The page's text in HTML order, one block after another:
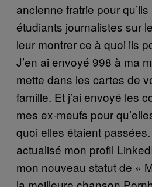
ancienne fratrie pour
étudiants journalistes sur
leur montrer ce à quoi ils
J’en ai envoyé 998 à ma
mette dans les cartes de
famille. Et j’ai envoyé les
mes ex-meufs pour
quoi elles étaient passées.
actualisé mon profil
mon nouveau statut de «